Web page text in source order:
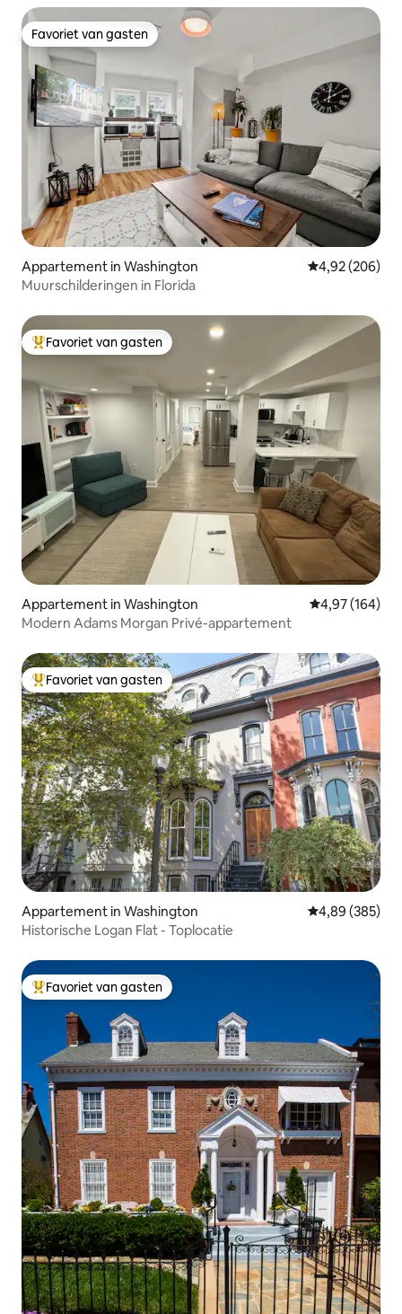
Favoriet van gasten
Favoriet van gasten
Appartement in Washington Gemiddelde
4,92 (206)
Muurschilderingen in Florida
Topfavoriet van gasten
Favoriet van gasten
Appartement in Washington Gemiddelde
4,97 (164)
Modern Adams Morgan Privé-appartement
Topfavoriet van gasten
Favoriet van gasten
Appartement in Washington Gemiddelde
4,89 (385)
Historische Logan Flat - Toplocatie
Topfavoriet van gasten
Favoriet van gasten